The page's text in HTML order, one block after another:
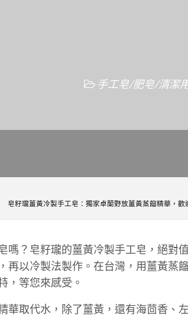
手工皂/肥皂/清潔
皂籽瓏薑黃冷製手工皂：獨家卓蘭野放薑黃蒸餾精華，歡
嗎？皂籽瓏的薑黃冷製手工皂，絕對
再以冷製法製作。在台灣，用薑黃蒸
，等您來感受。
華取代水，除了薑黃，還有海茴香、